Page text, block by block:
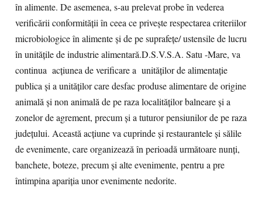
în alimente. De asemenea, s-au prelevat probe în vederea
verificării conformității în ceea ce privește respectarea criteriilor
microbiologice în alimente și de pe suprafețe/ ustensile de lucru
în unitățile de industrie alimentară.D.S.V.S.A. Satu -Mare, va
continua acțiunea de verificare a unităților de alimentație
publica și a unităților care desfac produse alimentare de origine
animală și non animală de pe raza localităților balneare și a
zonelor de agrement, precum și a tuturor pensiunilor de pe raza
județului. Această acțiune va cuprinde și restaurantele și sălile
de evenimente, care organizează în perioadă următoare nunți,
banchete, boteze, precum și alte evenimente, pentru a pre
întimpina apariția unor evenimente nedorite.